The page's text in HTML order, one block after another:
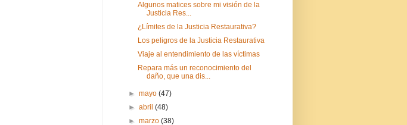
Algunos matices sobre mi visión de la
Justicia Res...
¿Límites de la Justicia Restaurativa?
Los peligros de la Justicia Restaurativa
Viaje al entendimiento de las víctimas
Repara más un reconocimiento del
daño, que una dis...
►mayo(47)
►abril(48)
►marzo(38)